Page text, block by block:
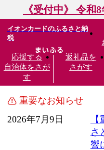
《受付中》 令和
イオンカードのふるさと納
税
応援する
自治体をさが
す
返礼品を
さがす
重要なお知らせ
2026年7月9日
さ
響